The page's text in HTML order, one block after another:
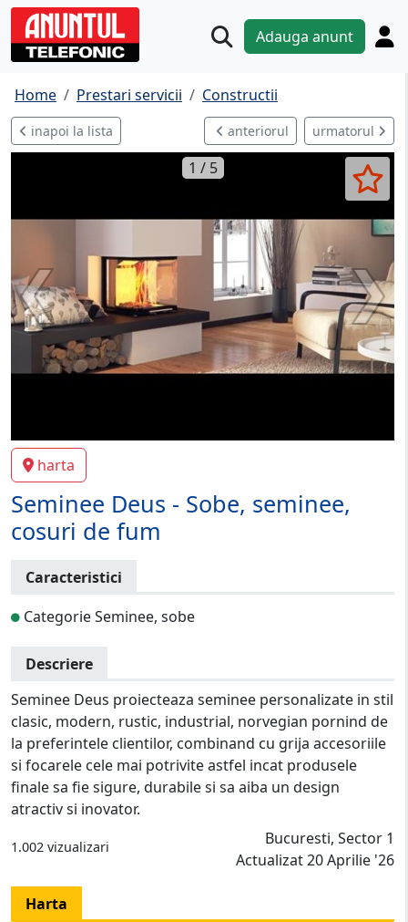
Adauga anunt
Home Prestari servicii Constructii
inapoi la lista anteriorul urmatorul
1 / 5
harta
Seminee Deus - Sobe, seminee,
cosuri de fum
Caracteristici
Categorie Seminee, sobe
Descriere
Seminee Deus proiecteaza seminee personalizate in stil
clasic, modern, rustic, industrial, norvegian pornind de
la preferintele clientilor, combinand cu grija accesoriile
si focarele cele mai potrivite astfel incat produsele
finale sa fie sigure, durabile si sa aiba un design
atractiv si inovator.
1.002 vizualizari
Bucuresti, Sector 1
Actualizat 20 Aprilie '26
Harta